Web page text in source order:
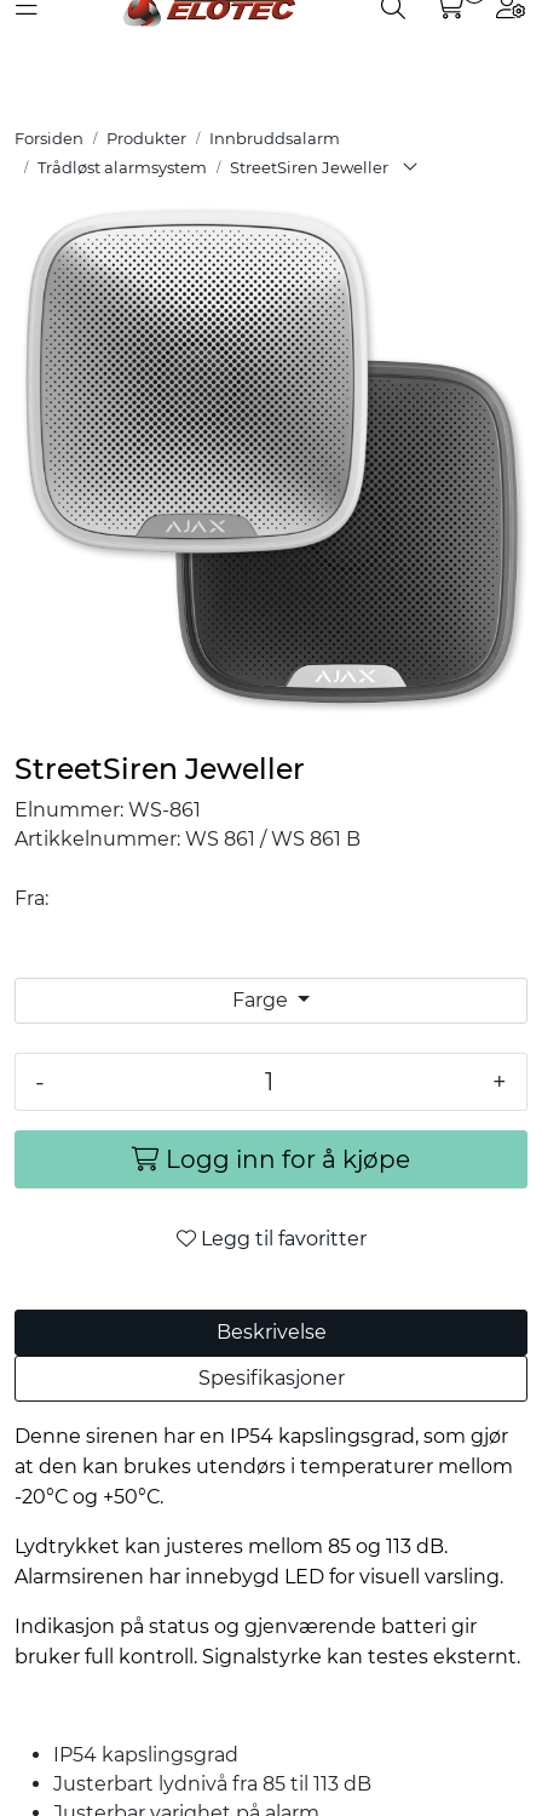
Skip to main content Partnerweb
Toggle navigation Toggle search
Forsiden Produkter
Innbruddsalarm
Trådløst alarmsystem
StreetSiren Jeweller
StreetSiren Jeweller
Elnummer: WS-861
Artikkelnummer: WS 861 / WS 861 B
Fra:
Farge
- +
Logg inn for å kjøpe
Legg til favoritter
Beskrivelse
Spesifikasjoner
Denne sirenen har en IP54 kapslingsgrad, som gjør
at den kan brukes utendørs i temperaturer mellom
-20°С og +50°С.
Lydtrykket kan justeres mellom 85 og 113 dB.
Alarmsirenen har innebygd LED for visuell varsling.
Indikasjon på status og gjenværende batteri gir
bruker full kontroll. Signalstyrke kan testes eksternt.
IP54 kapslingsgrad
Justerbart lydnivå fra 85 til 113 dB
Løsninger
Hjelpesenter
Kurs
Referanser
Nettbutikk